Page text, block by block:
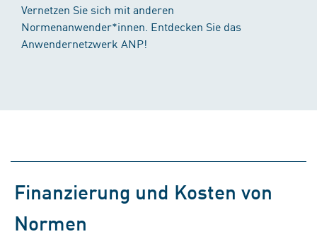
Vernetzen Sie sich mit anderen
Normenanwender*innen. Entdecken Sie das
Anwendernetzwerk ANP!
Finanzierung und Kosten von
Normen